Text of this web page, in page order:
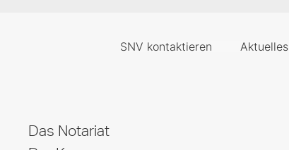
SNV kontaktieren Aktuelles
Das Notariat